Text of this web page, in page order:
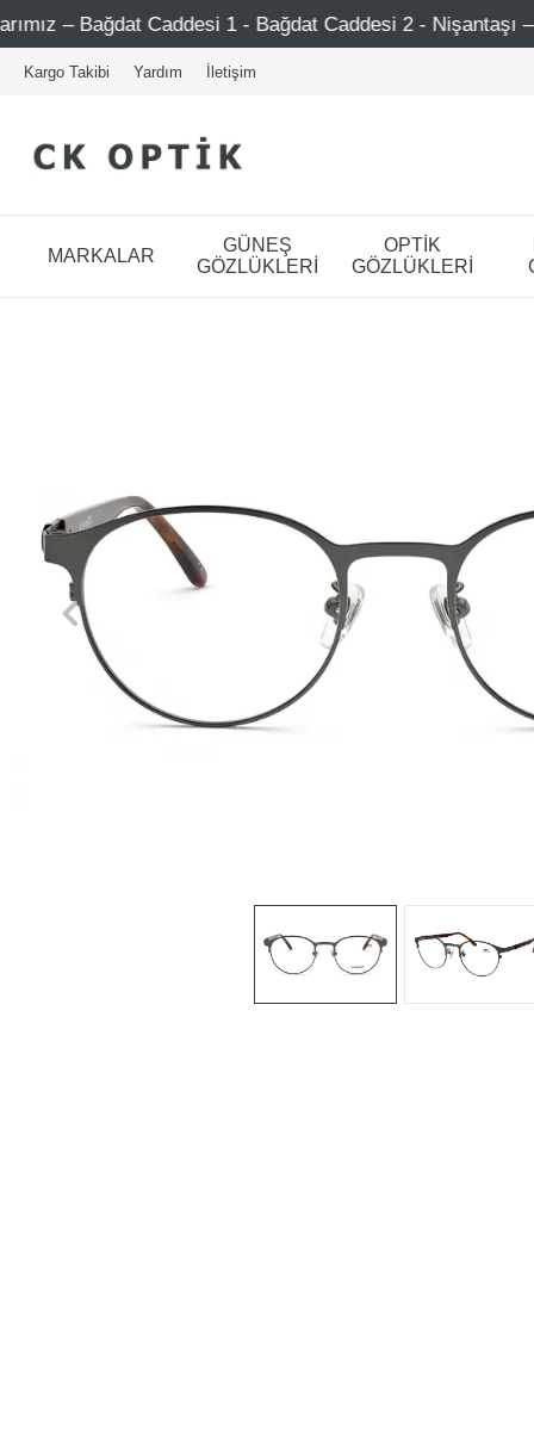
Caddesi 1 - Bağdat Caddesi 2 - Nişantaşı – Etiler –
Kargo Takibi Yardım İletişim
MARKALAR
GÜNEŞ
GÖZLÜKLERİ
OPTİK
GÖZLÜKLERİ